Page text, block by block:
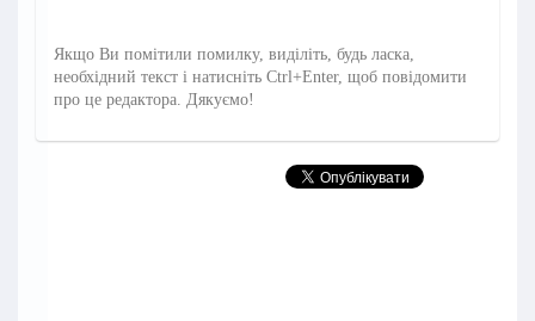
Якщо Ви помітили помилку, виділіть, будь ласка,
необхідний текст і натисніть Ctrl+Enter, щоб повідомити
про це редактора. Дякуємо!